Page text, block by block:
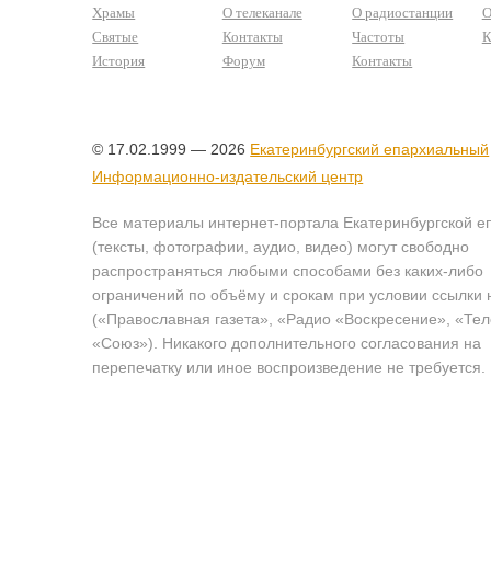
Храмы
Святые
История
О телеканале
Контакты
Форум
О радиостанции
Частоты
Контакты
© 17.02.1999 — 2026 Екатеринбургский епархиальный
Информационно-издательский центр
Все материалы интернет-портала Екатеринбургской
(тексты, фотографии, аудио, видео) могут свободно
распространяться любыми способами без каких-либо
ограничений по объёму и срокам при условии ссылки
(«Православная газета», «Радио «Воскресение»,
«Союз»). Никакого дополнительного согласования на
перепечатку или иное воспроизведение не требуется.